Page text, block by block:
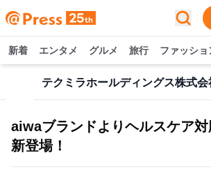
新着 エンタメ グルメ 旅行 ファッシ
テクミラホールディングス株式会
aiwaブランドよりヘルスケア
新登場！